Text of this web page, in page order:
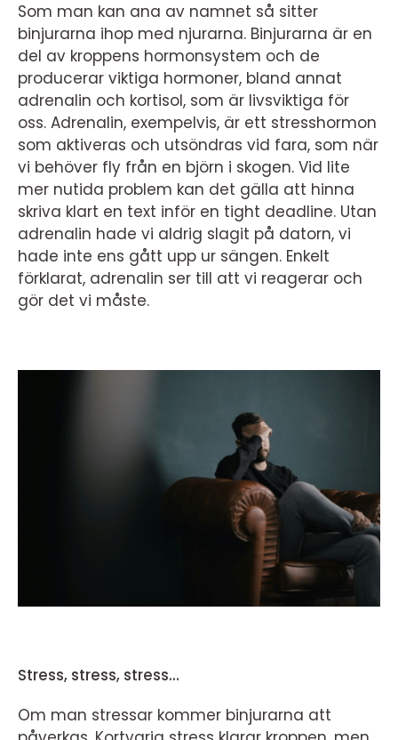
Som man kan ana av namnet så sitter
binjurarna ihop med njurarna. Binjurarna är en
del av kroppens hormonsystem och de
producerar viktiga hormoner, bland annat
adrenalin och kortisol, som är livsviktiga för
oss. Adrenalin, exempelvis, är ett stresshormon
som aktiveras och utsöndras vid fara, som när
vi behöver fly från en björn i skogen. Vid lite
mer nutida problem kan det gälla att hinna
skriva klart en text inför en tight deadline. Utan
adrenalin hade vi aldrig slagit på datorn, vi
hade inte ens gått upp ur sängen. Enkelt
förklarat, adrenalin ser till att vi reagerar och
gör det vi måste.
Stress, stress, stress…
Om man stressar kommer binjurarna att